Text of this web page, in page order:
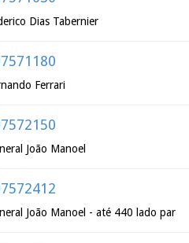
Dias Tabernier
Ferrari
João Manoel
João Manoel - até 440 lado par